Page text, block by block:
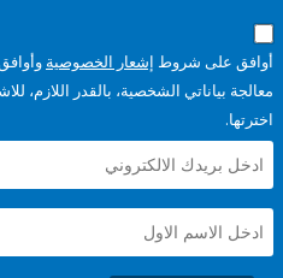
شروطإشعار الخصوصيةوأوافق على
الشخصية، بالقدر اللازم، للاشتراك